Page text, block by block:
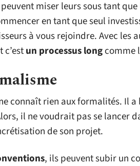
miser leurs sous tant
en tant que seul
à vous rejoindre. Avec les
un processus longcomme
connaît rien aux formalités. Il a
il ne voudrait pas se lancer
de son projet.
, ils peuvent subir un